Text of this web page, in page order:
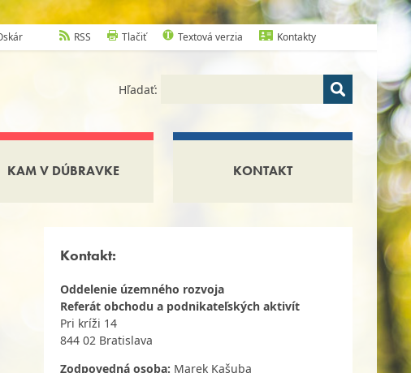
RSS Tlačiť Textová verzia Kontakty
Hľadať:
KAM V DÚBRAVKE KONTAKT
Kontakt:
Oddelenie územného rozvoja
Referát obchodu a podnikateľských aktivít
Pri kríži 14
844 02 Bratislava
Zodpovedná osoba: Marek Kašuba